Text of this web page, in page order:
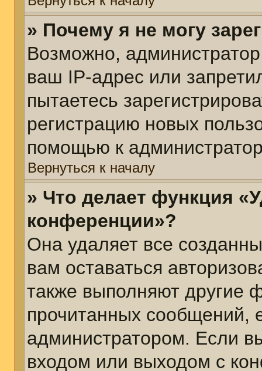
» Почему я не могу
Возможно,
ваш IP-адрес или
пытаетесь
регистрацию новых
помощью к
Вернуться к началу
» Что делает функция
конференции»?
Она удаляет все
вам оставаться
также выполняют другие
прочитанных сообщений,
администратором. Если
входом или выходом с